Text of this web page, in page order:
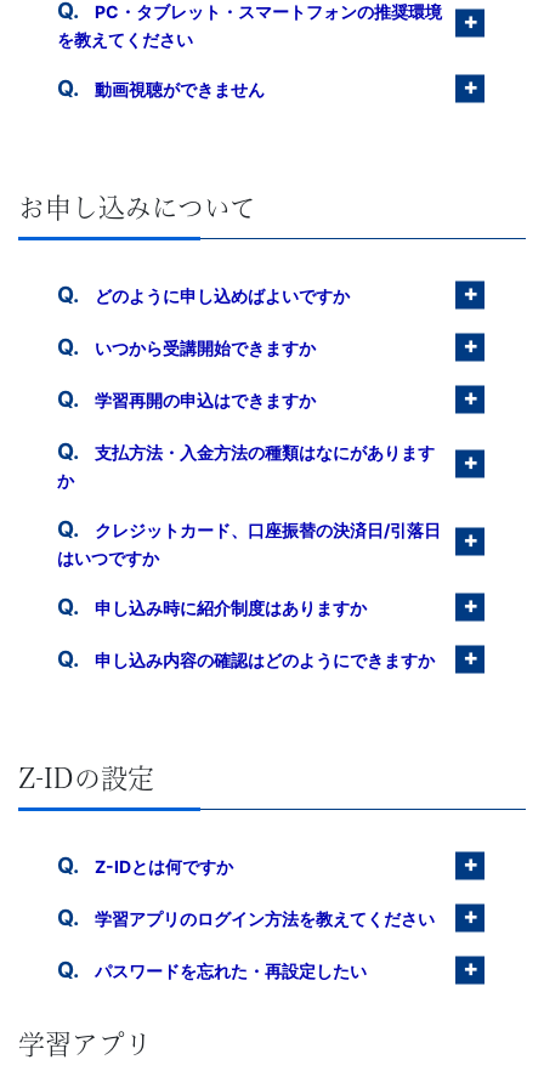
イ
座、
語
研
供
PC・タブレット・スマートフォンの推奨環境
を教えてください
動画視聴ができません
お申し込みについて
どのように申し込めばよいですか
いつから受講開始できますか
学習再開の申込はできますか
支払方法・入金方法の種類はなにがあります
か
クレジットカード、口座振替の決済日/引落日
はいつですか
申し込み時に紹介制度はありますか
申し込み内容の確認はどのようにできますか
Z-IDの設定
Z-IDとは何ですか
学習アプリのログイン方法を教えてください
パスワードを忘れた・再設定したい
学習アプリ